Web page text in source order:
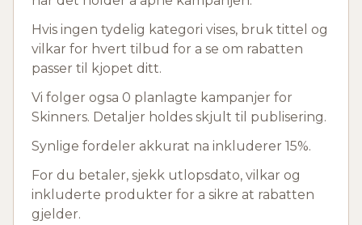
Hvis ingen tydelig kategori vises, bruk tittel og
vilkar for hvert tilbud for a se om rabatten
passer til kjopet ditt.
Vi folger ogsa 0 planlagte kampanjer for
Skinners. Detaljer holdes skjult til publisering.
Synlige fordeler akkurat na inkluderer 15%.
For du betaler, sjekk utlopsdato, vilkar og
inkluderte produkter for a sikre at rabatten
gjelder.